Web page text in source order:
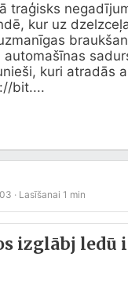
traģisks
kur uz
kuri atradās
bit....
· Lasīšanai 1 min
izglābj ledū